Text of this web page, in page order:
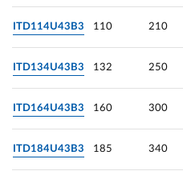
ITD114U43B3 110 210
ITD134U43B3 132 250
ITD164U43B3 160 300
ITD184U43B3 185 340